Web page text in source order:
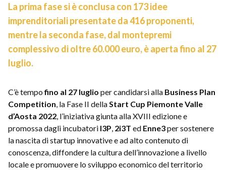
La prima fase si è conclusa con 173 idee
imprenditoriali presentate da 416 proponenti,
mentre la seconda fase, dal montepremi
complessivo di oltre 60.000 euro, è aperta fino al 27
luglio.
C’è tempofino al 27 luglio per candidarsi alla Business Plan
Competition, la Fase II dellaStart Cup Piemonte Valle
d’Aosta 2022, l’iniziativa giunta alla XVIII edizione e
promossa dagli incubatori I3P, 2i3T ed Enne3per sostenere
la nascita di startup innovative e ad alto contenuto di
conoscenza, diffondere la cultura dell’innovazione a livello
locale e promuovere lo sviluppo economico del territorio